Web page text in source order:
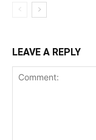
LEAVE A REPLY